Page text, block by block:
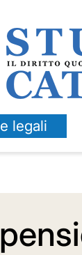
legali